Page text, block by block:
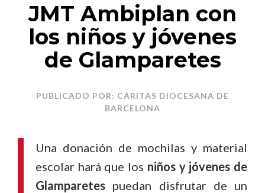
JMT Ambiplan con
los niños y jóvenes
de Glamparetes
PUBLICADO POR: CÁRITAS DIOCESANA DE
BARCELONA
Una donación de mochilas y material
escolar hará que los niños y jóvenes de
Glamparetes puedan disfrutar de un